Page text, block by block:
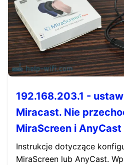
192.168.203.1 -
Miracast. Nie
MiraScreen i AnyCast
Instrukcje dotyczące
MiraScreen lub AnyCast.